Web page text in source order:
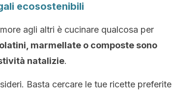
ecosostenibili
agli altri è cucinare qualcosa per
marmellate o composte sono
natalizie.
Basta cercare le tue ricette preferite